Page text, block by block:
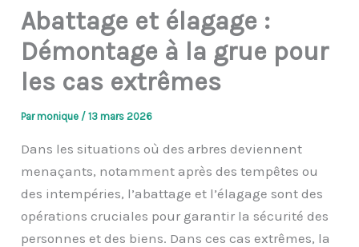
Abattage et élagage :
Démontage à la grue pour
les cas extrêmes
Parmonique /13 mars 2026
Dans les situations où des arbres deviennent
menaçants, notamment après des tempêtes ou
des intempéries, l’abattage et l’élagage sont des
opérations cruciales pour garantir la sécurité des
personnes et des biens. Dans ces cas extrêmes, la